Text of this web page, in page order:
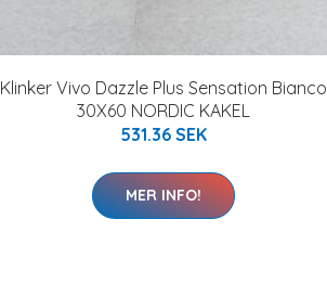
Klinker Vivo Dazzle Plus Sensation Bianco
30X60 NORDIC KAKEL
531.36 SEK
MER INFO!